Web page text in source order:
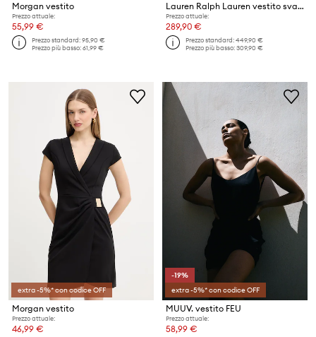
Morgan vestito
Prezzo attuale:
55,99 €
Prezzo standard:95,90 €
Prezzo più basso:61,99 €
Lauren Ralph Lauren vestito svasato
Prezzo attuale:
289,90 €
Prezzo standard:449,90 €
Prezzo più basso:309,90 €
extra -5%* con codice OFF
Morgan vestito
Prezzo attuale:
46,99 €
-19%
extra -5%* con codice OFF
MUUV. vestito FEU
Prezzo attuale:
58,99 €